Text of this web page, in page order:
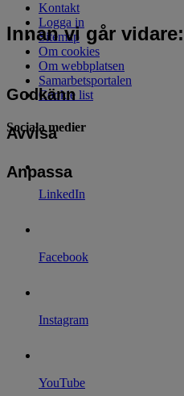
Innan vi går
Anpassa
Avvisa
Godkänn
Kontakt
Logga in
Sitemap
Om cookies
Om webbplatsen
Samarbetsportalen
Cookie list
Sociala medier
LinkedIn
Facebook
Instagram
YouTube